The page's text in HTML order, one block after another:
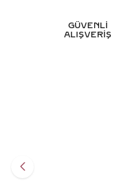
GÜVENLİ
ALIŞVERİŞ